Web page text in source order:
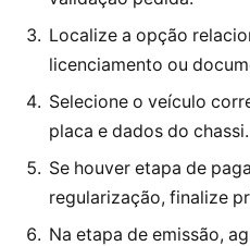
Localize a opção
licenciamento ou
Selecione o veículo
placa e dados do chassi.
Se houver etapa de
regularização, finalize
Na etapa de emissão,